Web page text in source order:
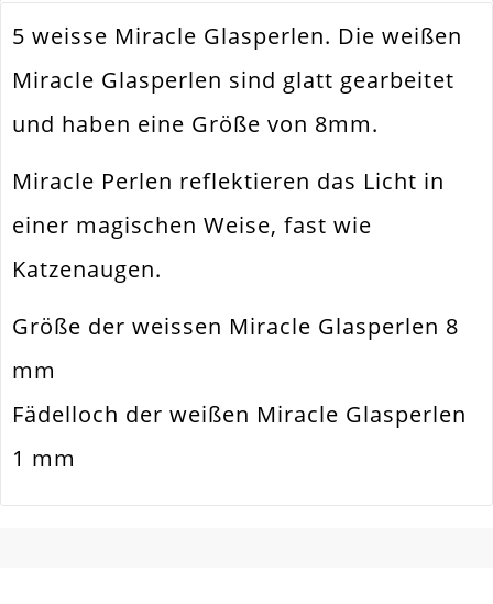
Farbe Weiss
Funktion Schmuckperle
Spezifikation Miracle Perlen
Verwendung
Halsketten. Armbänder. Ohrringe.
Universell Einsetzbar
Perlengröße 8mm
Fädelloch /
Innendurchmesser
Material Glas
Form / Motiv
Ausführung Irisierend
Menge
5 weisse Miracle Glasperlen. Die weißen
Miracle Glasperlen sind glatt gearbeitet
und haben eine Größe von 8mm.
Miracle Perlen reflektieren das Licht in
einer magischen Weise, fast wie
Katzenaugen.
Größe der weissen Miracle Glasperlen 8
mm
Fädelloch der weißen Miracle Glasperlen
1 mm